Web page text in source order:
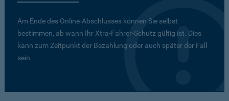
Am Ende des Online-Abschlusses können Sie selbst
bestimmen, ab wann Ihr Xtra-Fahrer-Schutz gültig ist. Dies
kann zum Zeitpunkt der Bezahlung oder auch später der Fall
sein.